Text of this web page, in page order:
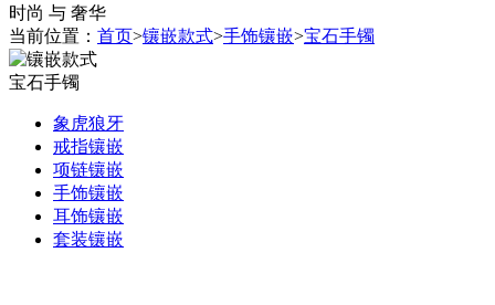
时尚 与 奢华
当前位置： 首页>镶嵌款式>手饰镶嵌>宝石手镯
宝石手镯
象虎狼牙
戒指镶嵌
项链镶嵌
手饰镶嵌
耳饰镶嵌
套装镶嵌